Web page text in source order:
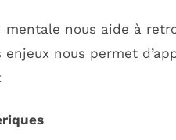
mentale nous aide à
enjeux nous permet